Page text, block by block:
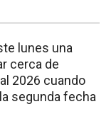
lunes una
cerca de
2026 cuando
segunda fecha